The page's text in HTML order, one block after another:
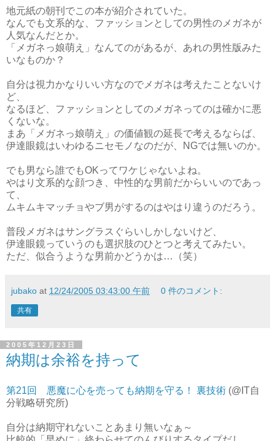
地元紙の朝刊でこの本が紹介されていた。
なんでも文系的な、ファッションとしての男性のメガネが
人気なんだとか。
「メガネっ娘萌え」なんてのがあるが、あれの男性版みた
いなものか？
自分は視力かなりいい方なのでメガネは考えたことないけ
ど、
なるほど、ファッションとしてのメガネってのは確かに悪
くないな。
まあ「メガネっ娘萌え」の価値観の延長で考えるならば、
伊達眼鏡はいわゆるニセモノなのだが、NGでは無いのか。
でも男なら誰でもOKってワケじゃないよね。
やはり文系的な顔つき、中性的な男前だからいいのであっ
て、
ムキムキマッチョやブ男がするのはやはり違うのだろう。
普段メガネはサングラスぐらいしかしないけど、
伊達眼鏡っていうのも選択肢のひとつと考えてみたい。
ただ、似合うような男前かどうかは…（笑）
jubako at 12/24/2005 03:43:00 午前 0 件のコメント:
共有
2005年12月23日
納期は余裕を持って
第21回 悪魔に心を売っても納期を守る！ 裏技術 (@IT自
分戦略研究所)
自分は納期守れないことあまり無いなぁ～